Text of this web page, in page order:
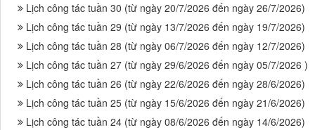
Lịch công tác tuần 30 (từ ngày 20/7/2026 đến ngày 26/7/2026)
Lịch công tác tuần 29 (từ ngày 13/7/2026 đến ngày 19/7/2026)
Lịch công tác tuần 28 (từ ngày 06/7/2026 đến ngày 12/7/2026)
Lịch công tác tuần 27 (từ ngày 29/6/2026 đến ngày 05/7/2026 )
Lịch công tác tuần 26 (từ ngày 22/6/2026 đến ngày 28/6/2026)
Lịch công tác tuần 25 (từ ngày 15/6/2026 đến ngày 21/6/2026)
Lịch công tác tuần 24 (từ ngày 08/6/2026 đến ngày 14/6/2026)